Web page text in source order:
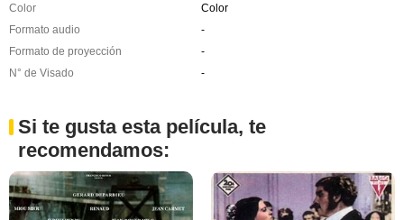
Color
Color
Formato audio
-
Formato de proyección
-
N° de Visado
-
Si te gusta esta película, te
recomendamos: